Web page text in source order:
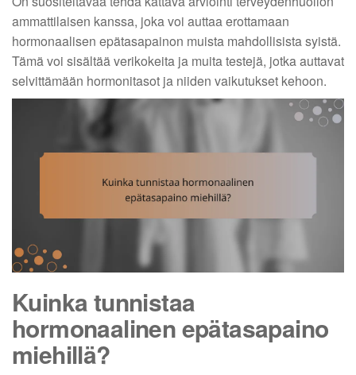
ammattilaisen kanssa, joka voi auttaa erottamaan
hormonaalisen epätasapainon muista mahdollisista syistä.
Tämä voi sisältää verikokeita ja muita testejä, jotka auttavat
selvittämään hormonitasot ja niiden vaikutukset kehoon.
Kuinka tunnistaa
hormonaalinen epätasapaino
miehillä?